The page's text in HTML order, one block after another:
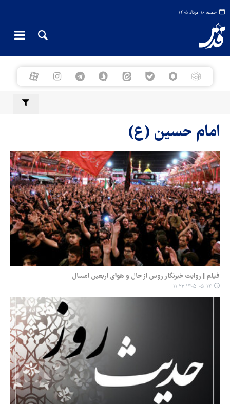
جمعه ۱۶ مرداد ۱۴۰۵
امام حسین (ع)
فیلم | روایت خبرنگار روس از حال و هوای اربعین امسال
۱۴۰۵-۰۵-۱۴ ۱۱:۲۳